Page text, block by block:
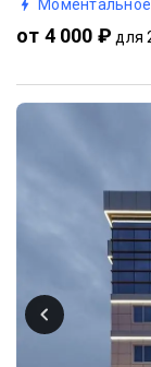
от 4 000 ₽ для